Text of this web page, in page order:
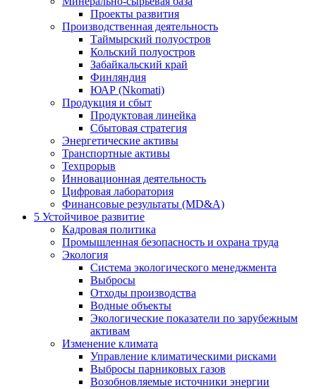
Проекты развития
Производственная деятельность
Таймырский полуостров
Кольский полуостров
Забайкальский край
Финляндия
ЮАР (Nkomati)
Продукция и сбыт
Продуктовая линейка
Сбытовая стратегия
Энергетические активы
Транспортные активы
Техпрорыв
Инновационная деятельность
Цифровая лаборатория
Финансовые результаты (MD&A)
5 Устойчивое развитие
Кадровая политика
Промышленная безопасность и охрана труда
Экология
Система экологического менеджмента
Выбросы
Отходы производства
Водные объекты
Экологические показатели по зарубежным
активам
Изменение климата
Управление климатическими рисками
Выбросы парниковых газов
Возобновляемые источники энергии